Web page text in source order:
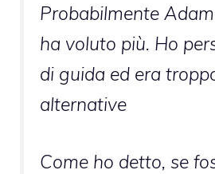
Probabilmente
ha voluto più. Ho
di guida ed era
alternative
Come ho detto, se